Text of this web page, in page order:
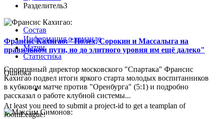
Разделитель3
Франсис Кахигао: "Полех, Сорокин и Массалыга на
правильном пути, но до элитного уровня им ещё далеко"
Спортивный директор московского "Спартака" Франсис
Кахигао подвел итоги яркого старта молодых воспитанников
в кубковом матче против "Оренбурга" (5:1) и подробно
рассказал о работе клубной системы...
Состав
Информация о команде
Матчи
Статистика
Ошибка
At least you need to submit a project-id to get a teamplan of
JoomLeague!